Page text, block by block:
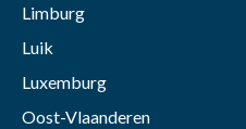
Limburg
Luik
Luxemburg
Oost-Vlaanderen